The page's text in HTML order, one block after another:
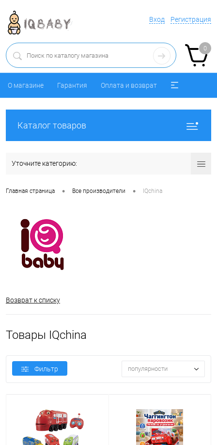
Вход Регистрация
0
О магазине Гарантия Оплата и возврат
Каталог товаров
Уточните категорию:
Главная страница • Все производители • IQchina
Возврат к списку
Товары IQchina
Фильтр популярности